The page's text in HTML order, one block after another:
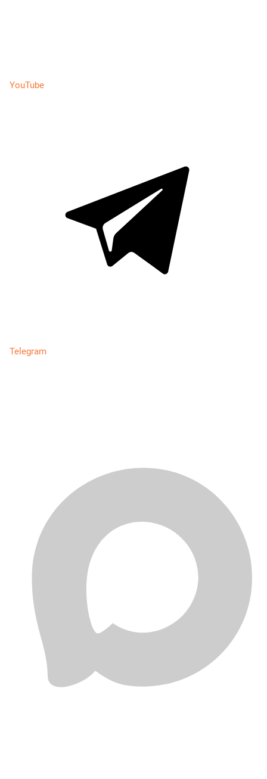
YouTube
Telegram